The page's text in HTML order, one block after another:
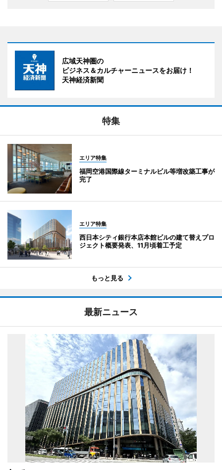
広域天神圏の
ビジネス＆カルチャーニュースをお届け！
天神経済新聞
特集
エリア特集
福岡空港国際線ターミナルビル等増改築工事が
完了
エリア特集
西日本シティ銀行本店本館ビルの建て替えプロ
ジェクト概要発表、11月頃着工予定
もっと見る
最新ニュース